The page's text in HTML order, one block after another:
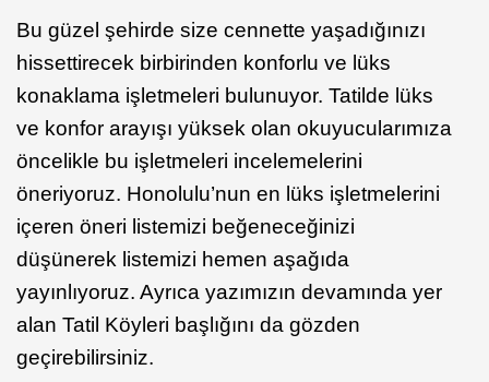
Bu güzel şehirde size cennette yaşadığınızı
hissettirecek birbirinden konforlu ve lüks
konaklama işletmeleri bulunuyor. Tatilde lüks
ve konfor arayışı yüksek olan okuyucularımıza
öncelikle bu işletmeleri incelemelerini
öneriyoruz. Honolulu’nun en lüks işletmelerini
içeren öneri listemizi beğeneceğinizi
düşünerek listemizi hemen aşağıda
yayınlıyoruz. Ayrıca yazımızın devamında yer
alan Tatil Köyleri başlığını da gözden
geçirebilirsiniz.